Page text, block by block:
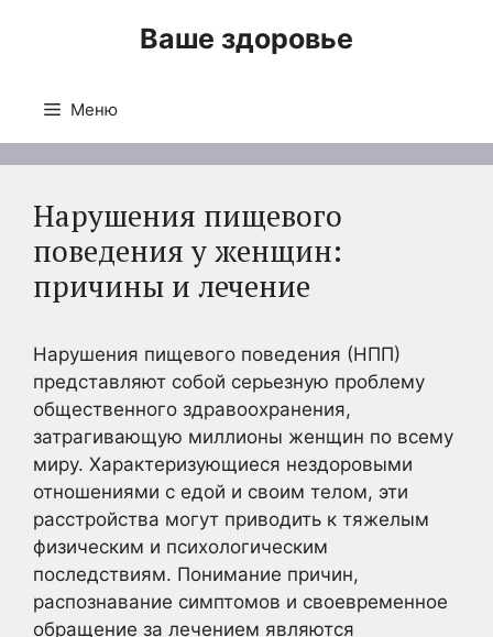
Ваше здоровье
Меню
Нарушения пищевого
поведения у женщин:
причины и лечение
Нарушения пищевого поведения (НПП)
представляют собой серьезную проблему
общественного здравоохранения,
затрагивающую миллионы женщин по всему
миру. Характеризующиеся нездоровыми
отношениями с едой и своим телом, эти
расстройства могут приводить к тяжелым
физическим и психологическим
последствиям. Понимание причин,
распознавание симптомов и своевременное
обращение за лечением являются